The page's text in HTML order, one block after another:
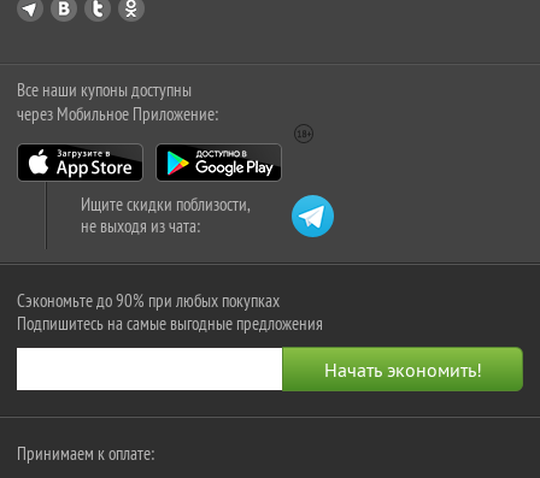
Все наши купоны доступны
через Мобильное Приложение:
Ищите скидки поблизости,
не выходя из чата:
Сэкономьте до 90% при любых покупках
Подпишитесь на самые выгодные предложения
Принимаем к оплате: